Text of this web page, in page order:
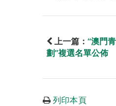
上一篇： “澳門
劃”複選名單公佈
列印本頁